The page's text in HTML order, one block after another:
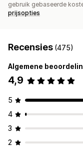
gebruik gebaseerde
prijsopties
Recensies (475)
Algemene
4,9
5
4
3
2